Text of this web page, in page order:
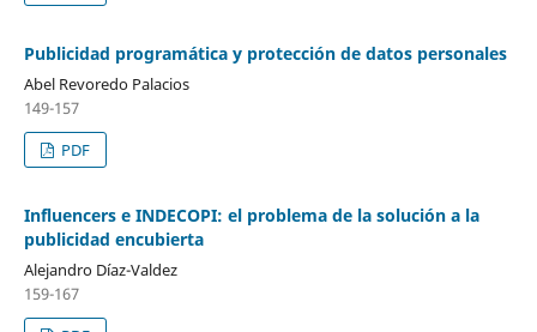
Publicidad programática y protección de datos personales
Abel Revoredo Palacios
149-157
PDF
Influencers e INDECOPI: el problema de la solución a la
publicidad encubierta
Alejandro Díaz-Valdez
159-167